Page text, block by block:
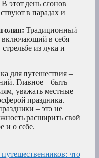
В этот день слонов
в парадах и
Традиционный
включающий в себя
из лука и
для путешествия –
Главное – быть
уважать местные
праздника.
– это не
расширить свой
и о себе.
что